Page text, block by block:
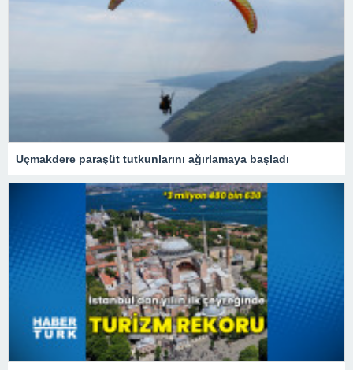
Uçmakdere paraşüt tutkunlarını ağırlamaya başladı